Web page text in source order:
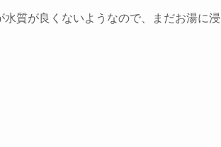
質が良くないようなので、まだお湯に浸